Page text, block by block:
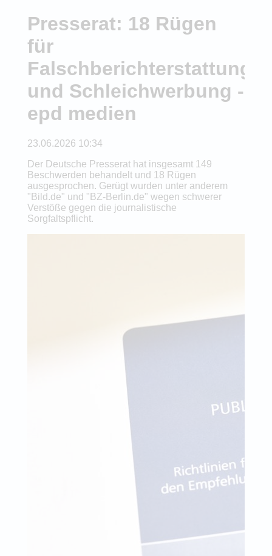
Presserat: 18 Rügen
für
Falschberichterstattung
und Schleichwerbung -
epd medien
23.06.2026 10:34
Der Deutsche Presserat hat insgesamt 149
Beschwerden behandelt und 18 Rügen
ausgesprochen. Gerügt wurden unter anderem
"Bild.de" und "BZ-Berlin.de" wegen schwerer
Verstöße gegen die journalistische
Sorgfaltspflicht.